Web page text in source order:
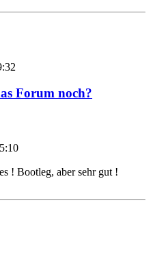
Forum noch?
! Bootleg, aber sehr gut !